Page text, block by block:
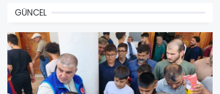
GÜNCEL